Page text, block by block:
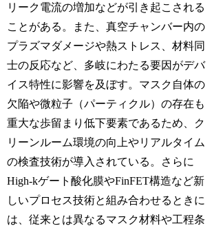
リーク電流の増加などが引き起こされる
ことがある。また、真空チャンバー内の
プラズマダメージや熱ストレス、材料同
士の反応など、多岐にわたる要因がデバ
イス特性に影響を及ぼす。マスク自体の
欠陥や微粒子（パーティクル）の存在も
重大な歩留まり低下要素であるため、ク
リーンルーム環境の向上やリアルタイム
の検査技術が導入されている。さらに
High-kゲート酸化膜やFinFET構造など新
しいプロセス技術と組み合わせるときに
は、従来とは異なるマスク材料や工程条